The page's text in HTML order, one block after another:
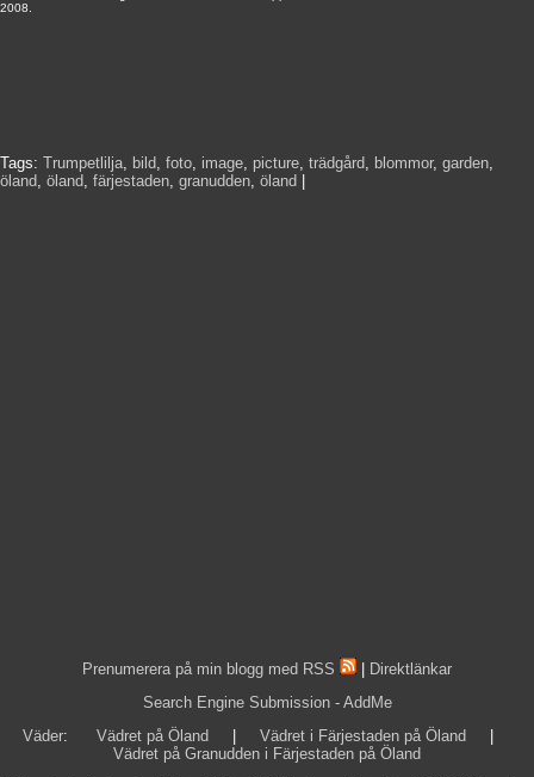
2008.
Tags: Trumpetlilja, bild, foto, image, picture, trädgård, blommor, garden,
öland, öland, färjestaden, granudden, öland
Prenumerera på min blogg med RSS
Direktlänkar
Search Engine Submission - AddMe
Väder: Vädret på Öland Vädret i Färjestaden på Öland
Vädret på Granudden i Färjestaden på Öland